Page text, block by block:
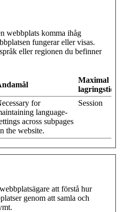
webbplats komma ihåg
fungerar eller visas.
eller regionen du befinner
Maximal
lagringstid
for
language-
across subpages
the website.
Session
att förstå hur
genom att samla och